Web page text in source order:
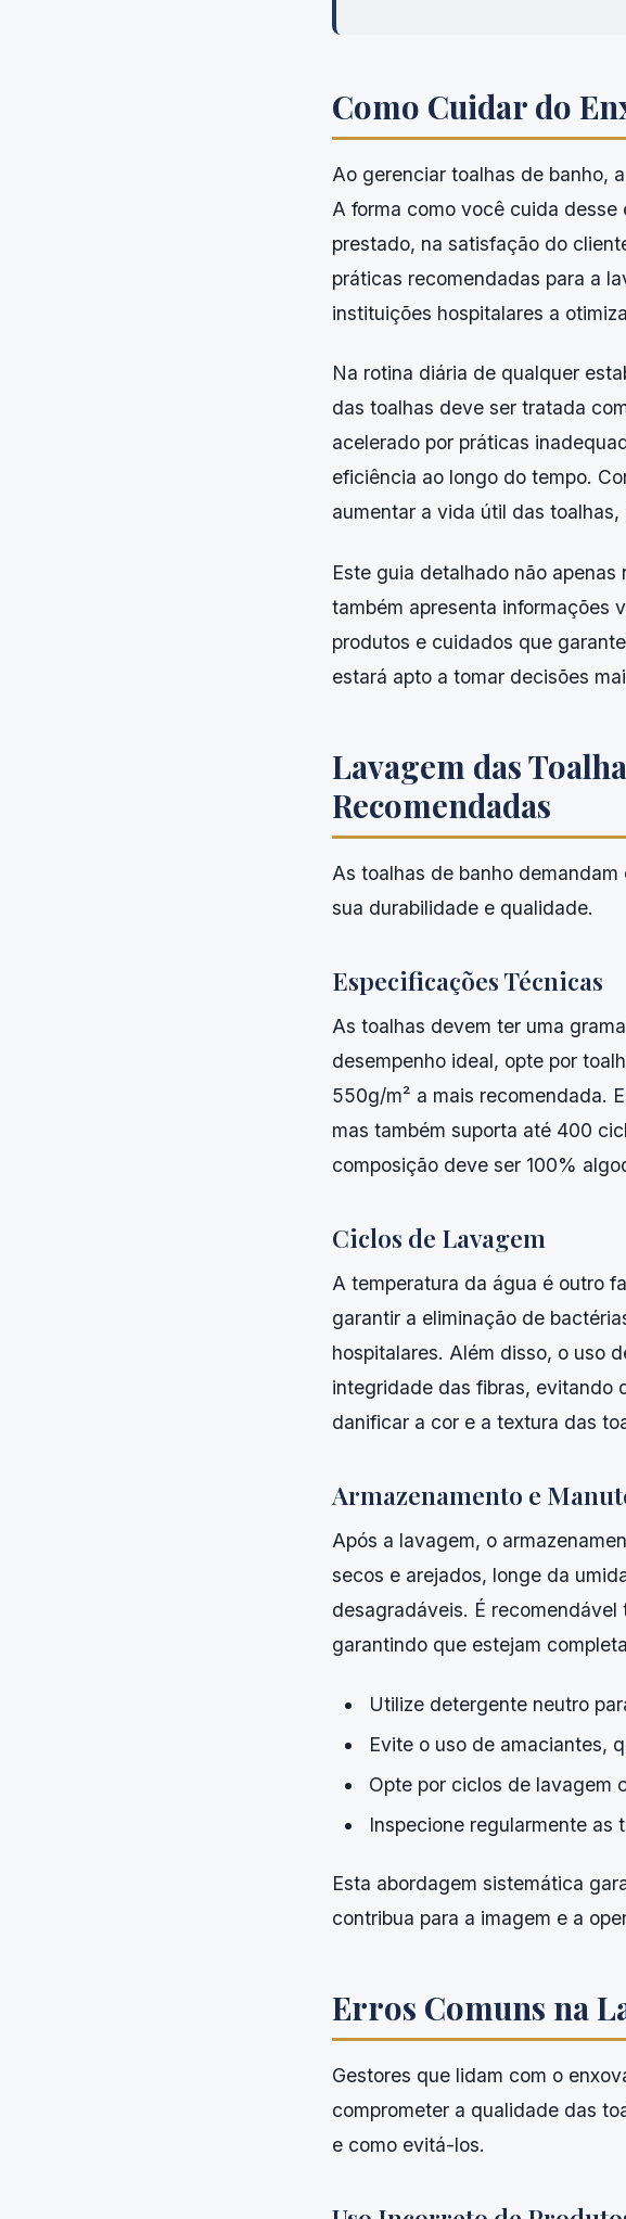
Como Cuidar do
Ao gerenciar toalhas de banho,
A forma como você cuida
prestado, na satisfação do
práticas recomendadas para a
instituições hospitalares a
Na rotina diária de qualquer
das toalhas deve ser tratada
acelerado por práticas
eficiência ao longo do tempo.
aumentar a vida útil das
Este guia detalhado não
também apresenta informações
produtos e cuidados que
estará apto a tomar decisões
Lavagem das
Recomendadas
As toalhas de banho
sua durabilidade e qualidade.
Especificações Técnicas
As toalhas devem ter uma
desempenho ideal, opte por
550g/m² a mais recomendada.
mas também suporta até 400
composição deve ser 100%
Ciclos de Lavagem
A temperatura da água é outro
garantir a eliminação de
hospitalares. Além disso, o uso
integridade das fibras, evitando
danificar a cor e a textura das
Armazenamento e
Após a lavagem, o
secos e arejados, longe da
desagradáveis. É
garantindo que estejam
Utilize detergente neutro
Evite o uso de amaciantes,
Opte por ciclos de lavagem
Inspecione regularmente as
Esta abordagem sistemática
contribua para a imagem e a
Erros Comuns na
Gestores que lidam com o
comprometer a qualidade das
e como evitá-los.